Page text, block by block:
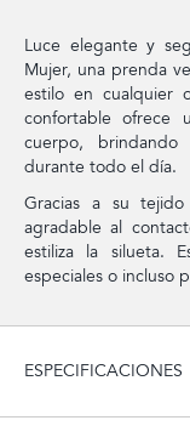
Luce elegante y
Mujer, una prenda
estilo en cualquier
confortable ofrece
cuerpo,
durante todo el día.
Gracias a su
agradable al
estiliza la silueta.
especiales o incluso
ESPECIFICACIONES